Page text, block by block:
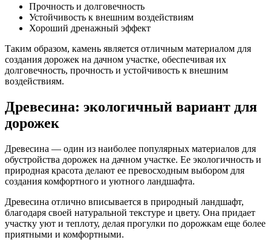
Прочность и долговечность
Устойчивость к внешним воздействиям
Хороший дренажный эффект
Таким образом, камень является отличным материалом для
создания дорожек на дачном участке, обеспечивая их
долговечность, прочность и устойчивость к внешним
воздействиям.
Древесина: экологичный вариант для
дорожек
Древесина — один из наиболее популярных материалов для
обустройства дорожек на дачном участке. Ее экологичность и
природная красота делают ее превосходным выбором для
создания комфортного и уютного ландшафта.
Древесина отлично вписывается в природный ландшафт,
благодаря своей натуральной текстуре и цвету. Она придает
участку уют и теплоту, делая прогулки по дорожкам еще более
приятными и комфортными.